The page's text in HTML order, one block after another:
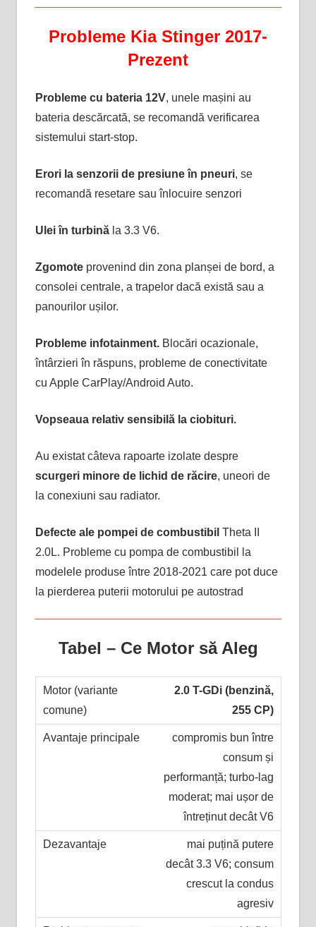
Probleme Kia Stinger 2017-
Prezent
Probleme cu bateria 12V, unele mașini au
bateria descărcată, se recomandă verificarea
sistemului start-stop.
Erori la senzorii de presiune în pneuri, se
recomandă resetare sau înlocuire senzori
Ulei în turbină la 3.3 V6.
Zgomoteprovenind din zona planșei de bord, a
consolei centrale, a trapelor dacă există sau a
panourilor ușilor.
Probleme infotainment.Blocări ocazionale,
întârzieri în răspuns, probleme de conectivitate
cu Apple CarPlay/Android Auto.
Vopseaua relativ sensibilă la ciobituri.
Au existat câteva rapoarte izolate despre
scurgeri minore de lichid de răcire, uneori de
la conexiuni sau radiator.
Defecte ale pompei de combustibil Theta II
2.0L. Probleme cu pompa de combustibil la
modelele produse între 2018-2021 care pot duce
la pierderea puterii motorului pe autostrad
Tabel – Ce Motor să Aleg
2.0 T-GDi (benzină,
255 CP)
compromis bun între
consum și
performanță; turbo-lag
moderat; mai ușor de
întreținut decât V6
mai puțină putere
decât 3.3 V6; consum
crescut la condus
agresiv